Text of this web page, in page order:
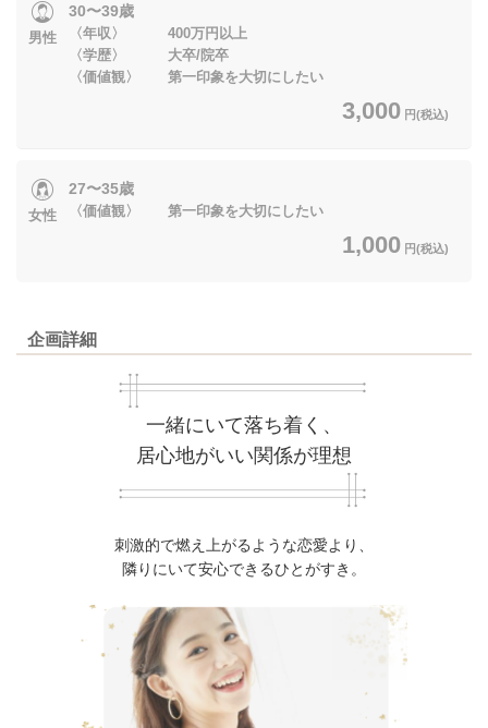
男性
30〜39歳
〈年収〉 400万円以上
〈学歴〉 大卒/院卒
〈価値観〉 第一印象を大切にしたい
3,000 円(税込)
女性
27〜35歳
〈価値観〉 第一印象を大切にしたい
1,000 円(税込)
企画詳細
一緒にいて落ち着く、
居心地がいい関係が理想
刺激的で燃え上がるような恋愛より、
隣りにいて安心できるひとがすき。